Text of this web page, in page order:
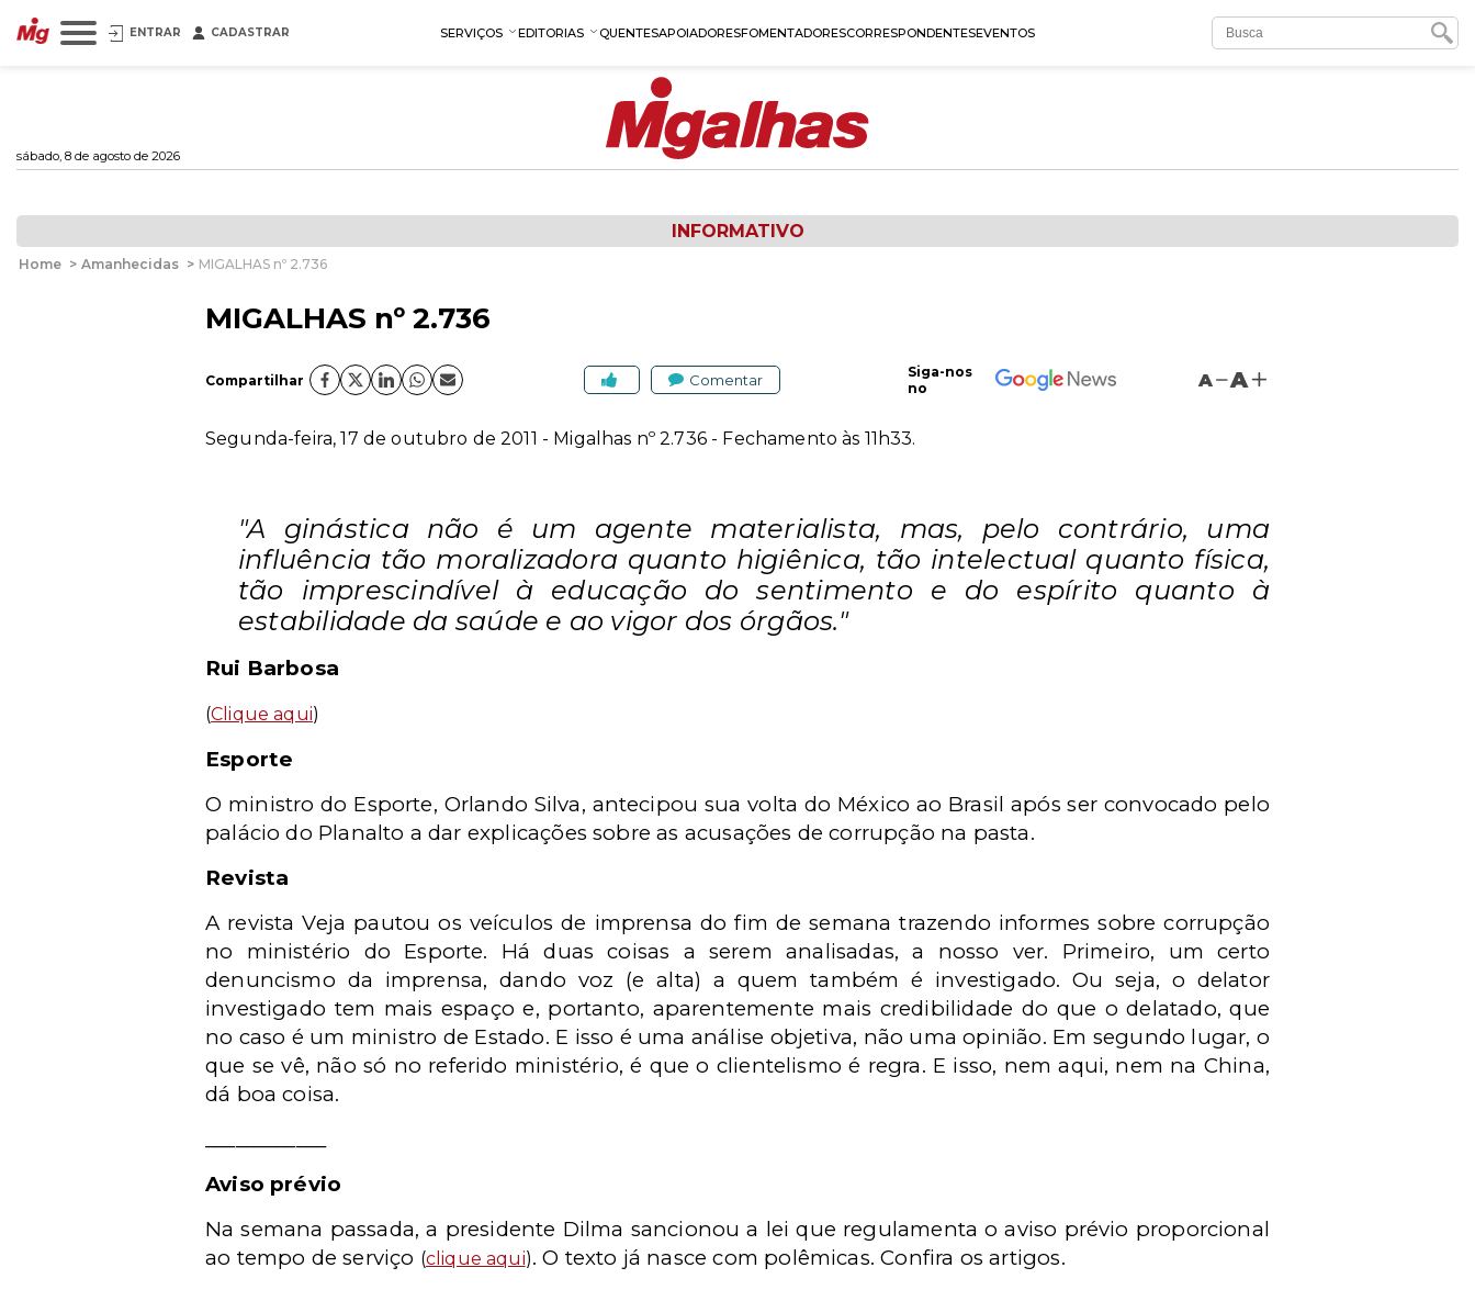
ENTRAR CADASTRAR SERVIÇOS EDITORIAS QUENTESAPOIADORESFOMENTADORESCORRESPONDENTESEVENTOS
sábado, 8 de agosto de 2026
INFORMATIVO
Home > Amanhecidas > MIGALHAS nº 2.736
MIGALHAS nº 2.736
Compartilhar Comentar
Siga-nos
no
A A
Segunda-feira, 17 de outubro de 2011 - Migalhas nº 2.736 - Fechamento às 11h33.
"A ginástica não é um agente materialista, mas, pelo contrário, uma
influência tão moralizadora quanto higiênica, tão intelectual quanto física,
tão imprescindível à educação do sentimento e do espírito quanto à
estabilidade da saúde e ao vigor dos órgãos."
Rui Barbosa
(Clique aqui)
Esporte
O ministro do Esporte, Orlando Silva, antecipou sua volta do México ao Brasil após ser convocado pelo
palácio do Planalto a dar explicações sobre as acusações de corrupção na pasta.
Revista
A revista Veja pautou os veículos de imprensa do fim de semana trazendo informes sobre corrupção
no ministério do Esporte. Há duas coisas a serem analisadas, a nosso ver. Primeiro, um certo
denuncismo da imprensa, dando voz (e alta) a quem também é investigado. Ou seja, o delator
investigado tem mais espaço e, portanto, aparentemente mais credibilidade do que o delatado, que
no caso é um ministro de Estado. E isso é uma análise objetiva, não uma opinião. Em segundo lugar, o
que se vê, não só no referido ministério, é que o clientelismo é regra. E isso, nem aqui, nem na China,
dá boa coisa.
Aviso prévio
Na semana passada, a presidente Dilma sancionou a lei que regulamenta o aviso prévio proporcional
ao tempo de serviço (clique aqui). O texto já nasce com polêmicas. Confira os artigos.